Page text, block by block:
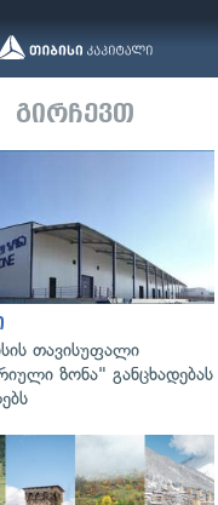
გირჩევთ
თავისუფალი
ზონა" განცხადებას